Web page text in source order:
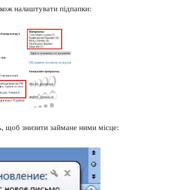
налаштувати підпапки:
щоб знизити займане ними місце: